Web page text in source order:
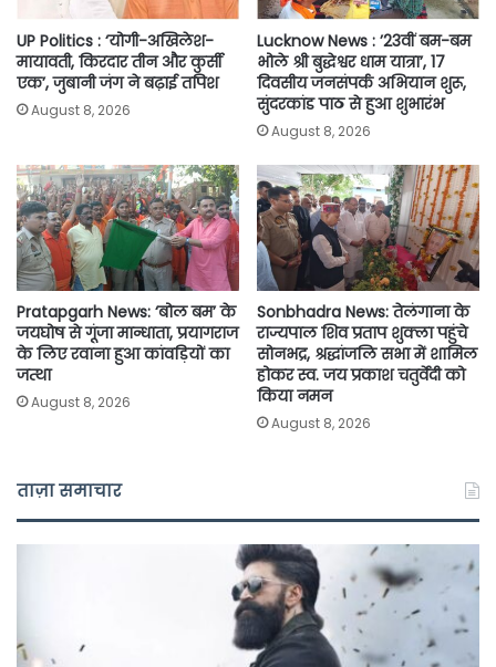
UP Politics : ‘योगी-अखिलेश-
मायावती, किरदार तीन और कुर्सी
एक’, जुबानी जंग ने बढ़ाई तपिश
August 8, 2026
Lucknow News : ’23वीं बम-बम
भोले श्री बुद्धेश्वर धाम यात्रा’, 17
दिवसीय जनसंपर्क अभियान शुरू,
सुंदरकांड पाठ से हुआ शुभारंभ
August 8, 2026
Pratapgarh News: ‘बोल बम’ के
जयघोष से गूंजा मान्धाता, प्रयागराज
के लिए रवाना हुआ कांवड़ियों का
जत्था
August 8, 2026
Sonbhadra News: तेलंगाना के
राज्यपाल शिव प्रताप शुक्ला पहुंचे
सोनभद्र, श्रद्धांजलि सभा में शामिल
होकर स्व. जय प्रकाश चतुर्वेदी को
किया नमन
August 8, 2026
ताज़ा समाचार